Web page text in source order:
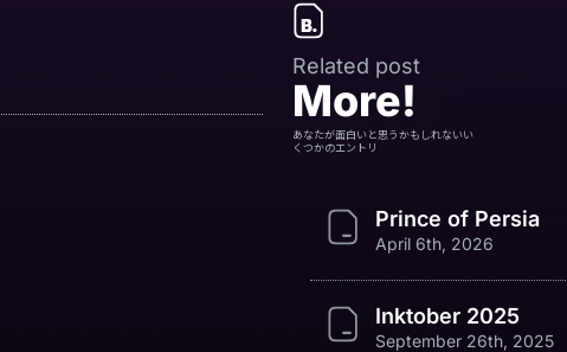
Related post
More!
あなたが面白いと思うかもしれないい
くつかのエントリ
Prince of Persia
April 6th, 2026
Inktober 2025
September 26th, 2025